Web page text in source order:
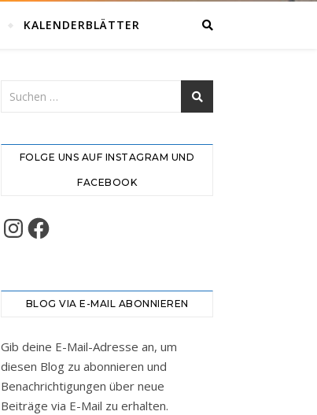
KALENDERBLÄTTER
FOLGE UNS AUF INSTAGRAM UND
FACEBOOK
Instagram
Facebook
BLOG VIA E-MAIL ABONNIEREN
Gib deine E-Mail-Adresse an, um
diesen Blog zu abonnieren und
Benachrichtigungen über neue
Beiträge via E-Mail zu erhalten.